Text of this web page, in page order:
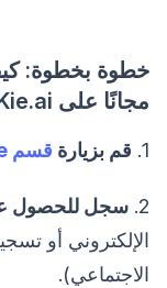
مجانًا على Kie.ai
1. قم بزيارة قسم Grok Imagine في Kie.ai
2. سجل للحصول
الإلكتروني أو
الاجتماعي).